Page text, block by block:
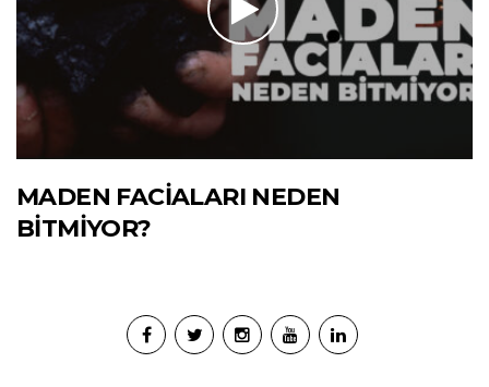
MADEN FACİALARI NEDEN
BİTMİYOR?